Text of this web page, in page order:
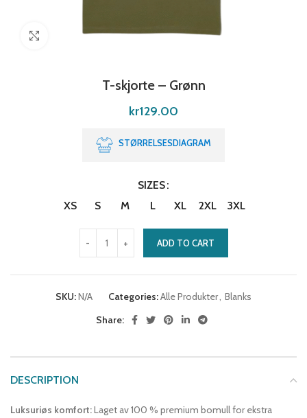
Click to enlarge
T-skjorte – Grønn
kr129.00
STØRRELSESDIAGRAM
SIZES
XS
S M L XL 2XL 3XL
ADD TO CART
SKU:N/A Categories:Alle Produkter, Blanks
Share:
DESCRIPTION
Luksuriøs komfort:Laget av 100 % premium bomull for ekstra